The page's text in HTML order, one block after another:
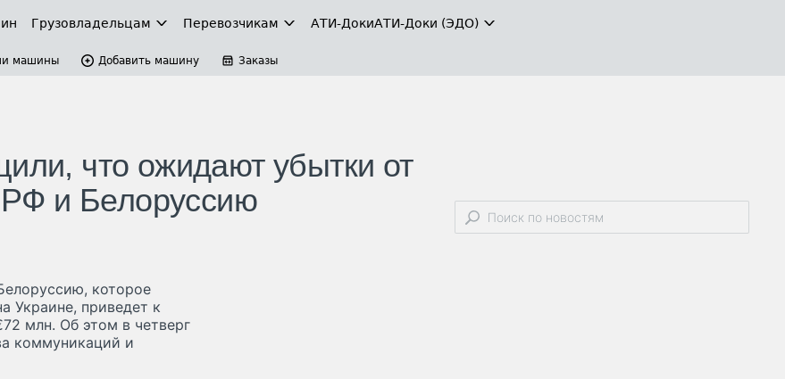
Грузовладельцам Перевозчикам АТИ-ДокиАТИ-Доки (ЭДО)
машины Добавить машину Заказы
что ожидают убытки от
РФ и Белоруссию
которое
Украине, приведет к
млн. Об этом в четверг
коммуникаций и